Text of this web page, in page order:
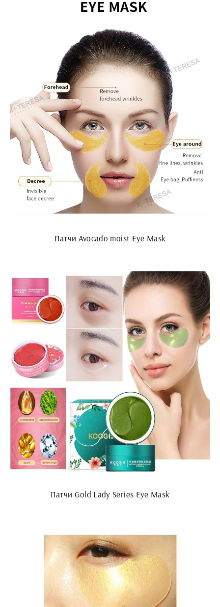
Патчи Avocado moist Eye Mask
Патчи Gold Lady Series Eye Mask